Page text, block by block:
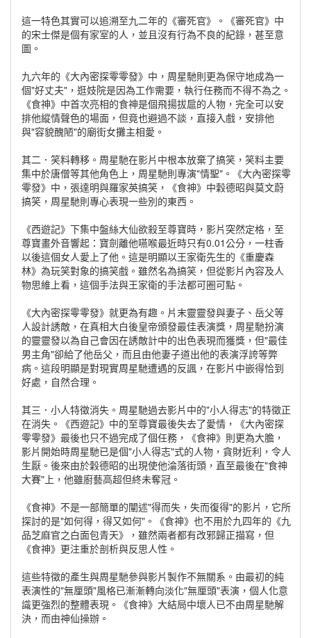
這一特色其實可以追溯至九二年的《審死官》。《審死官》中
的宋士傑是個有家室的人，並且沒有行為不良的紀錄，甚至意
圖。
九六年的《大內密探零零發》中，周星馳則更為保守地成為一
個"好丈夫"，逛妓院是因為工作需要，執行任務而不得不為之。
《食神》中首次亮相的食神是個飛揚拔扈的人物，完全可以安
排他縱情聲色的場面，但竟也避過不談，直接入戲，安排他
與"容貌醜陋"的廟街女攤主相愛。
其二．笑料轉移。周星馳在影片中根本放棄了搞笑，笑料主要
集中於唐僧等其他角色上，周星馳則專演"情聖"。《大內密探零
零發》中，張達明與羅家英搞笑，《食神》中穀德昭與莫文蔚
搞笑，周星馳則專心表現一些別的東西。
《西遊記》下集中盤絲大仙欲殺至尊寶時，影片突然定格，至
尊寶畫外音響起：寶劍離他嚥喉最近時只有0.01公分，一柱香
以後這個女人愛上了他。這是明顯以王家衛先生的《重慶森
林》為玩笑對象的搞笑戲。雖然名為搞笑，但從影片內容及人
物思維上看，這個手法與王家衛的手法都可圈可點。
《大內密探零零發》就更為有趣。片末靈靈發與妻子、岳父等
人設計誘敵，在真相大白後皇帝頒發最佳表演獎，周星馳扮演
的靈靈發以為自己會因在誘敵計中的出色表現而獲獎，但"最佳
男主角"卻給了他岳父，而且由他妻子道出他的表演浮誇等弊
病。這段明顯是對現實周星馳遭遇的反諷，在影片中嵌得恰到
好處，自然合理。
其三．小人特徵消失。周星馳過去影片中的"小人得志"的特徵正
在消失。《西遊記》中的至尊寶最後失去了愛情，《大內密探
零零發》最後也只不過完成了個任務，《食神》則更為大膽，
影片開始時周星馳已是個"小人得志"式的人物，貪財近利，令人
生厭。後來由於穀德昭的出現使他淪落街頭，直至最後在"食神
大賽"上，他雖廚藝高超但終未奪冠。
《食神》不是一部簡單的闡述"得而失，失而復得"的影片，它所
探討的是"如何得，得又如何"。《食神》也不用於九四年的《九
品芝麻官之白面包青天》，雖然兩者都有改邪歸正描寫，但
《食神》更注重於剖析與反思人性。
這些特徵的產生與周星馳參與影片製作不無關系。由最初的純
表演性的"無厘頭"風格已漸漸轉向淡化"無厘頭"表演，個人化意
識更強烈的整體表現。《食神》大結局中壞人已不由周星馳解
決，而由神仙操辦。